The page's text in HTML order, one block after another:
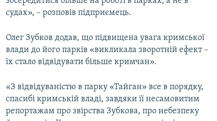
судах», – розповів підприємець.
Олег Зубков додав, що підвищена увага кримської
влади до його парків «викликала зворотній ефект –
їх стало відвідувати більше кримчан».
«З відвідуваністю в парку «Тайган» все в порядку,
спасибі кримській владі, завдяки її несамовитим
репортажам про звірства Зубкова, про небезпеку